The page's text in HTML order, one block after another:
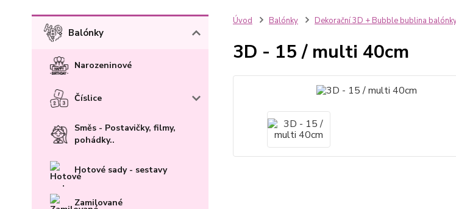
Balónky
Narozeninové
Číslice
Směs - Postavičky, filmy,
pohádky..
Hotové sady - sestavy
Zamilované
Úvod Balónky Dekorační 3D + Bubble bublina
3D - 15 / multi 40cm